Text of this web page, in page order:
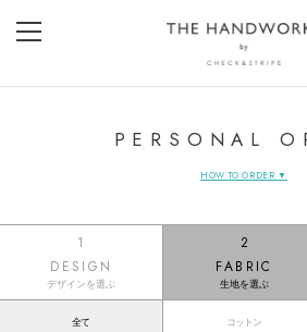
PERSONAL
HOW TO ORDER ▼
1
DESIGN
デザインを選ぶ
2
FABRIC
生地を選ぶ
全て コットン